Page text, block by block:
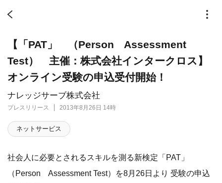
ナレッジサーブ株式会社
プレスリリース 2013年8月26日 14時
【「PAT」 （Person Assessment
Test） 主催：株式会社インタークロス】
オンライン受験の申込受付開始！
ネットサービス
社会人に必要とされるスキルを測る新検定「PAT」
（Person Assessment Test）を8月26日より 受験の申込